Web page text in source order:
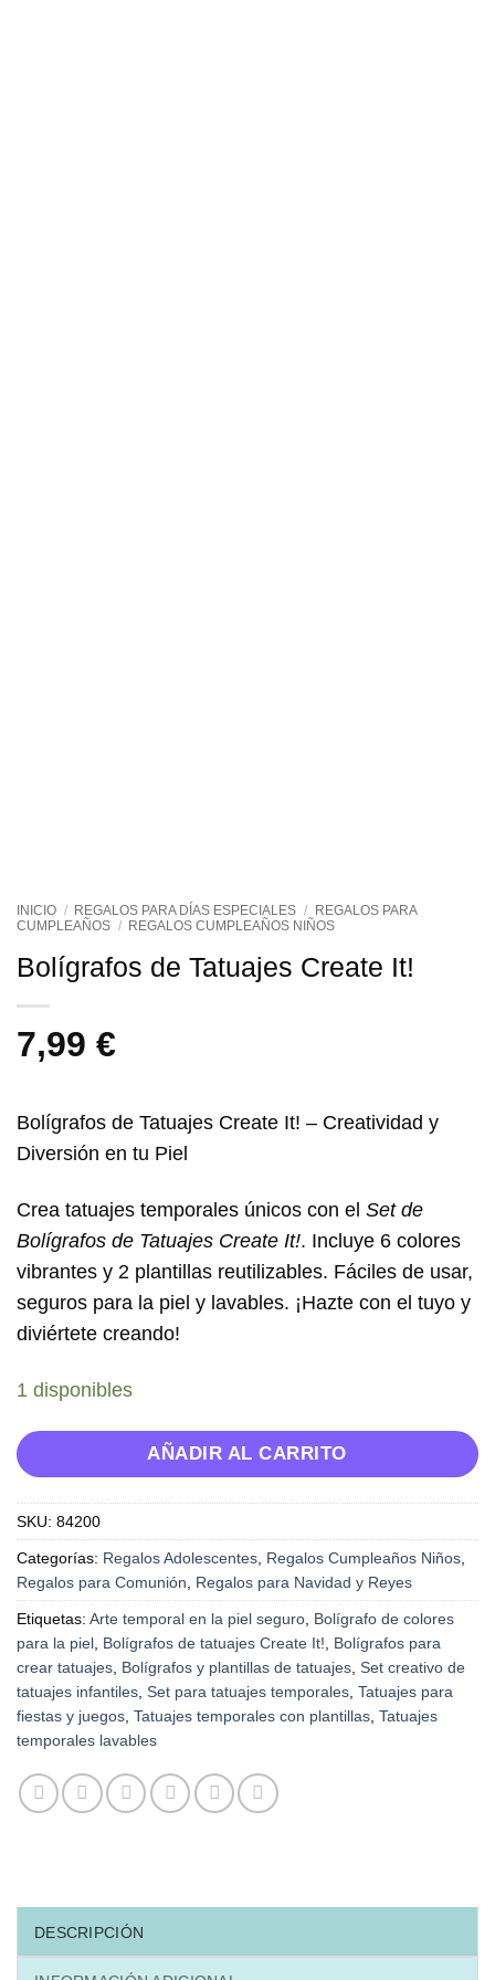
INICIO / REGALOS PARA DÍAS ESPECIALES / REGALOS PARA
CUMPLEAÑOS / REGALOS CUMPLEAÑOS NIÑOS
Bolígrafos de Tatuajes Create It!
7,99 €
Bolígrafos de Tatuajes Create It! – Creatividad y
Diversión en tu Piel
Crea tatuajes temporales únicos con el Set de
Bolígrafos de Tatuajes Create It!. Incluye 6 colores
vibrantes y 2 plantillas reutilizables. Fáciles de usar,
seguros para la piel y lavables. ¡Hazte con el tuyo y
diviértete creando!
1 disponibles
AÑADIR AL CARRITO
SKU: 84200
Categorías: Regalos Adolescentes Regalos Cumpleaños Niños
Regalos para Comunión
Regalos para Navidad y Reyes
Etiquetas: Arte temporal en la piel seguro Bolígrafo de colores
para la piel Bolígrafos de tatuajes Create It!
Bolígrafos para
crear tatuajes Bolígrafos y plantillas de tatuajes Set creativo de
tatuajes infantiles Set para tatuajes temporales Tatuajes para
fiestas y juegos Tatuajes temporales con plantillas Tatuajes
temporales lavables
DESCRIPCIÓN